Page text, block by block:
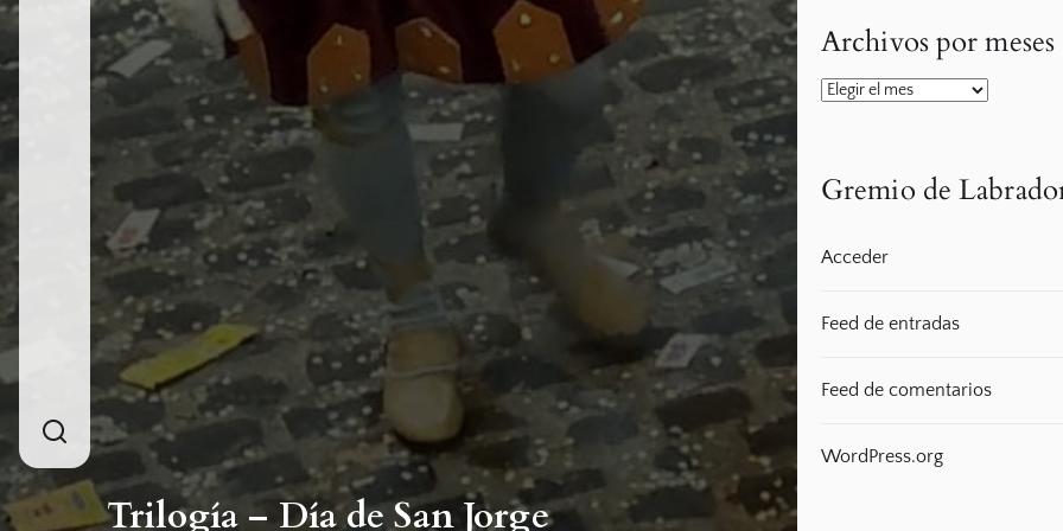
Trilogía – Día de San Jorge
Archivos por meses
Archivos
Gremio de
Acceder
Feed de entradas
Feed de comentarios
WordPress.org